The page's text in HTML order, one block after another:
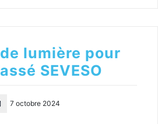
lumière pour
SEVESO
7 octobre 2024